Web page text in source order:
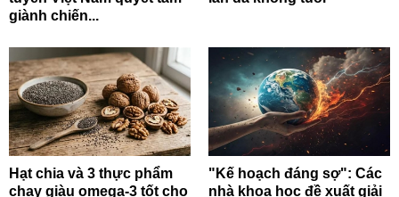
giành chiến...
Hạt chia và 3 thực phẩm
chay giàu omega-3 tốt cho
"Kế hoạch đáng sợ": Các
nhà khoa học đề xuất giải